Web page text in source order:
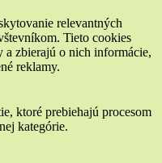
relevantných
Tieto cookies
zbierajú o nich informácie,
reklamy.
ktoré prebiehajú procesom
kategórie.